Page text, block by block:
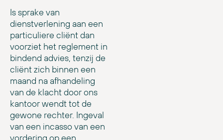
Is sprake van
dienstverlening aan een
particuliere cliënt dan
voorziet het reglement in
bindend advies, tenzij de
cliënt zich binnen een
maand na afhandeling
van de klacht door ons
kantoor wendt tot de
gewone rechter. Ingeval
van een incasso van een